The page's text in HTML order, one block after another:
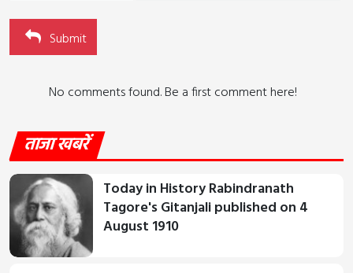
Submit
No comments found. Be a first comment here!
ताजा खबरें
Today in History Rabindranath
Tagore's Gitanjali published on 4
August 1910